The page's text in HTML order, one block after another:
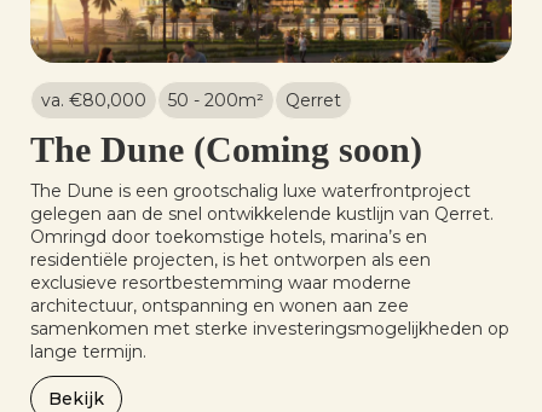
va. €80,000 50 - 200m² Qerret
The Dune (Coming soon)
The Dune is een grootschalig luxe waterfrontproject
gelegen aan de snel ontwikkelende kustlijn van Qerret.
Omringd door toekomstige hotels, marina’s en
residentiële projecten, is het ontworpen als een
exclusieve resortbestemming waar moderne
architectuur, ontspanning en wonen aan zee
samenkomen met sterke investeringsmogelijkheden op
lange termijn.
Bekijk